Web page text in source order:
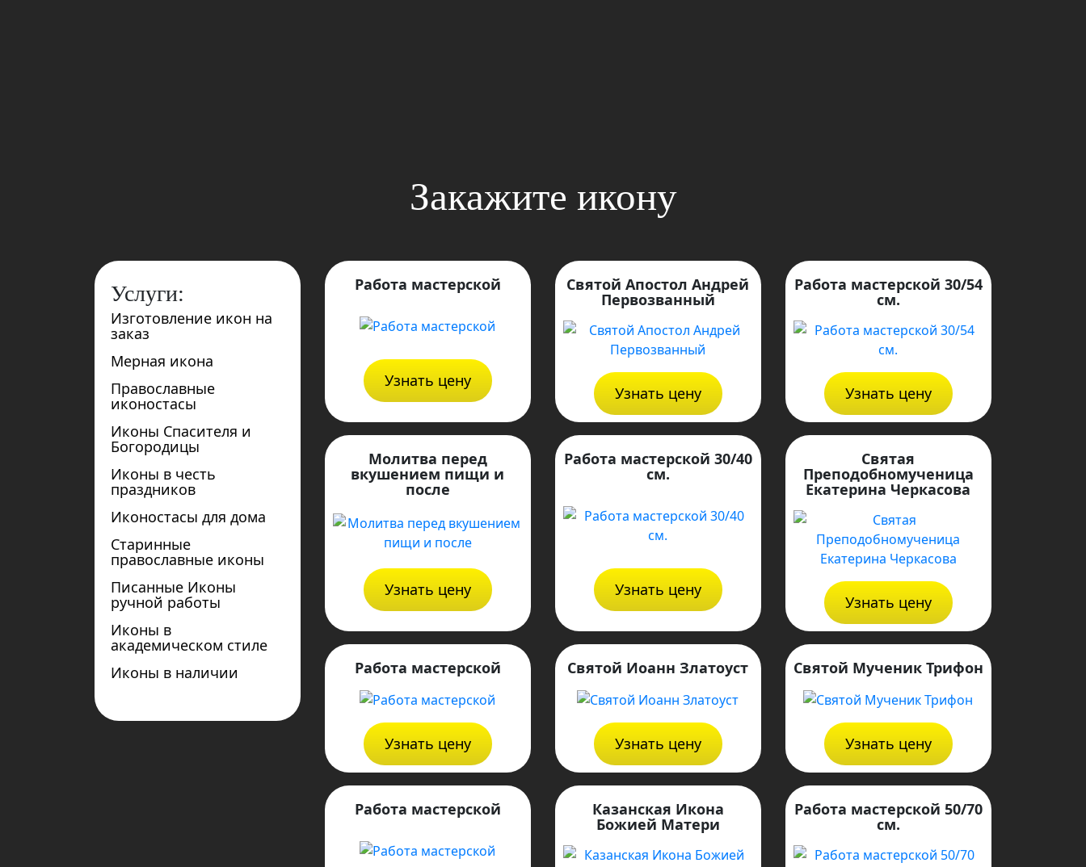
Закажите икону
Услуги:
Изготовление икон на
заказ
Мерная икона
Православные
иконостасы
Иконы Спасителя и
Богородицы
Иконы в честь
праздников
Иконостасы для дома
Старинные
православные иконы
Писанные Иконы
ручной работы
Иконы в
академическом стиле
Иконы в наличии
Работа мастерской
Узнать цену
Святой Апостол Андрей
Первозванный
Узнать цену
Работа мастерской 30/54
см.
Узнать цену
Молитва перед
вкушением пищи и
после
Узнать цену
Работа мастерской 30/40
см.
Узнать цену
Святая
Преподобномученица
Екатерина Черкасова
Узнать цену
Работа мастерской
Узнать цену
Святой Иоанн Златоуст
Узнать цену
Святой Мученик Трифон
Узнать цену
Работа мастерской Казанская Икона
Божией Матери
Работа мастерской 50/70
см.